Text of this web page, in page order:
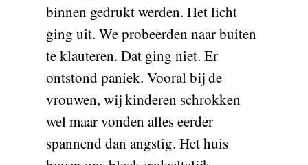
binnen gedrukt werden. Het licht
ging uit. We probeerden naar buiten
te klauteren. Dat ging niet. Er
ontstond paniek. Vooral bij de
vrouwen, wij kinderen schrokken
wel maar vonden alles eerder
spannend dan angstig. Het huis